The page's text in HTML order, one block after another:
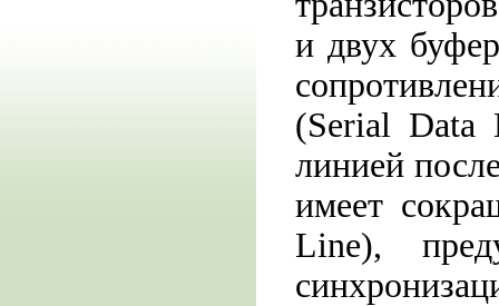
и двух
(Serial Data
линией
имеет
Line),